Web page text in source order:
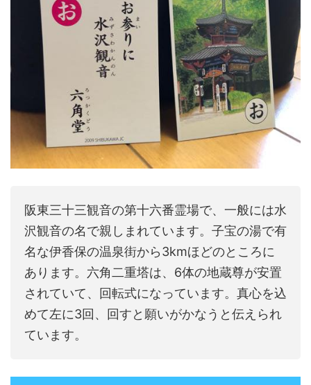
阪東三十三観音の第十六番霊場で、一般には水
沢観音の名で親しまれています。子宝の湯で有
名な伊香保の温泉街から3kmほどのところに
あります。六角二重塔は、6体の地蔵尊が安置
されていて、回転式になっています。真心を込
めて左に3回、回すと願いがかなうと伝えられ
ています。